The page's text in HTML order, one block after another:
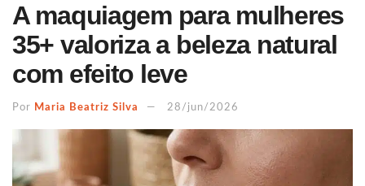
A maquiagem para mulheres
35+ valoriza a beleza natural
com efeito leve
Por Maria Beatriz Silva 28/jun/2026